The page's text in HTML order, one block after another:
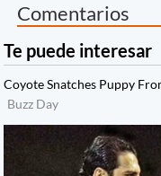
Comentarios